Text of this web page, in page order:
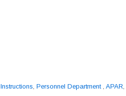
Instructions, Personnel Department , APAR,